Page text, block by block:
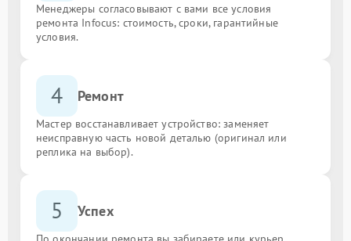
Менеджеры согласовывают с вами все условия
ремонта Infocus: стоимость, сроки, гарантийные
условия.
4 Ремонт
Мастер восстанавливает устройство: заменяет
неисправную часть новой деталью (оригинал или
реплика на выбор).
5 Успех